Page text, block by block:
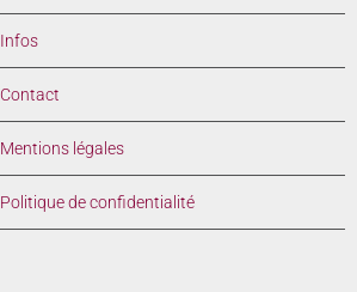
Infos
Contact
Mentions légales
Politique de confidentialité